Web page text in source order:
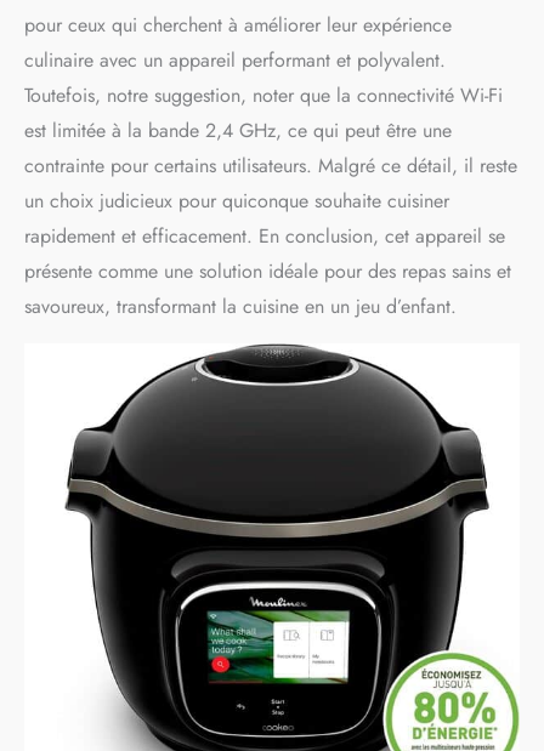
pour ceux qui cherchent à améliorer leur expérience
culinaire avec un appareil performant et polyvalent.
Toutefois, notre suggestion, noter que la connectivité Wi-Fi
est limitée à la bande 2,4 GHz, ce qui peut être une
contrainte pour certains utilisateurs. Malgré ce détail, il reste
un choix judicieux pour quiconque souhaite cuisiner
rapidement et efficacement. En conclusion, cet appareil se
présente comme une solution idéale pour des repas sains et
savoureux, transformant la cuisine en un jeu d’enfant.